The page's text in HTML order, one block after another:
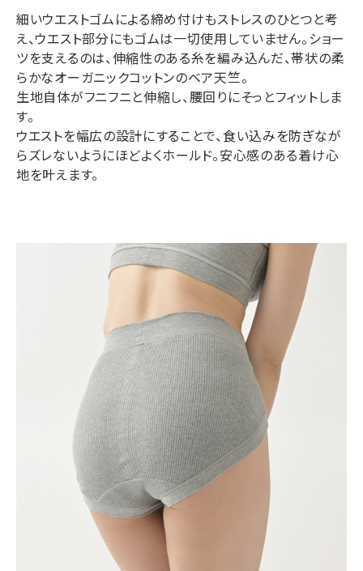
細いウエストゴムによる締め付けもストレスのひとつと考
え、ウエスト部分にもゴムは一切使用していません。ショー
ツを支えるのは、伸縮性のある糸を編み込んだ、帯状の柔
らかなオーガニックコットンのベア天竺。
生地自体がフニフニと伸縮し、腰回りにそっとフィットしま
す。
ウエストを幅広の設計にすることで、食い込みを防ぎなが
らズレないようにほどよくホールド。安心感のある着け心
地を叶えます。